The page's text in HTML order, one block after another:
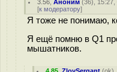
3.56 ,Аноним (36), 15:27,
[к модератору]
Я тоже не понимаю,
Я ещё помню в Q1
мышатников.